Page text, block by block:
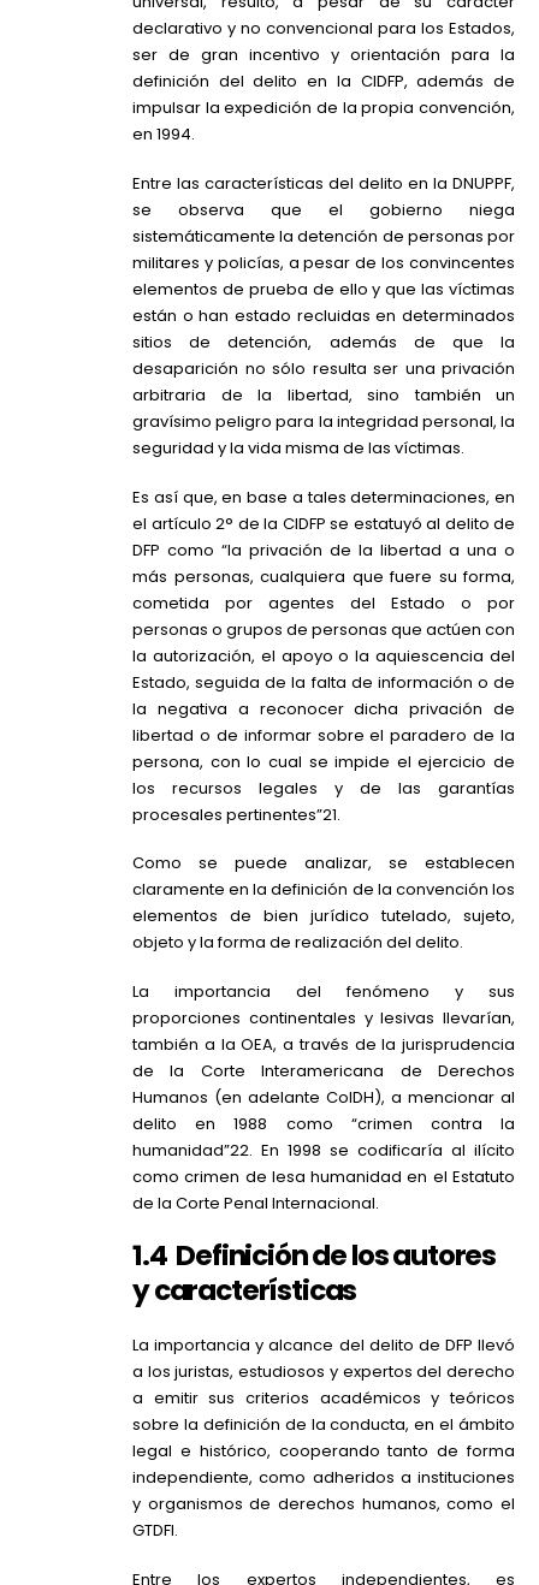
declarativo y no convencional para los Estados,
ser de gran incentivo y orientación para la
definición del delito en la CIDFP, además de
impulsar la expedición de la propia convención,
en 1994.
Entre las características del delito en la DNUPPF,
se observa que el gobierno niega
sistemáticamente la detención de personas por
militares y policías, a pesar de los convincentes
elementos de prueba de ello y que las víctimas
están o han estado recluidas en determinados
sitios de detención, además de que la
desaparición no sólo resulta ser una privación
arbitraria de la libertad, sino también un
gravísimo peligro para la integridad personal, la
seguridad y la vida misma de las víctimas.
Es así que, en base a tales determinaciones, en
el artículo 2° de la CIDFP se estatuyó al delito de
DFP como “la privación de la libertad a una o
más personas, cualquiera que fuere su forma,
cometida por agentes del Estado o por
personas o grupos de personas que actúen con
la autorización, el apoyo o la aquiescencia del
Estado, seguida de la falta de información o de
la negativa a reconocer dicha privación de
libertad o de informar sobre el paradero de la
persona, con lo cual se impide el ejercicio de
los recursos legales y de las garantías
procesales pertinentes”21.
Como se puede analizar, se establecen
claramente en la definición de la convención los
elementos de bien jurídico tutelado, sujeto,
objeto y la forma de realización del delito.
La importancia del fenómeno y sus
proporciones continentales y lesivas llevarían,
también a la OEA, a través de la jurisprudencia
de la Corte Interamericana de Derechos
Humanos (en adelante CoIDH), a mencionar al
delito en 1988 como “crimen contra la
humanidad”22. En 1998 se codificaría al ilícito
como crimen de lesa humanidad en el Estatuto
de la Corte Penal Internacional.
1.4 Definición de los autores
y características
La importancia y alcance del delito de DFP llevó
a los juristas, estudiosos y expertos del derecho
a emitir sus criterios académicos y teóricos
sobre la definición de la conducta, en el ámbito
legal e histórico, cooperando tanto de forma
independiente, como adheridos a instituciones
y organismos de derechos humanos, como el
GTDFI.
Entre los expertos independientes, es